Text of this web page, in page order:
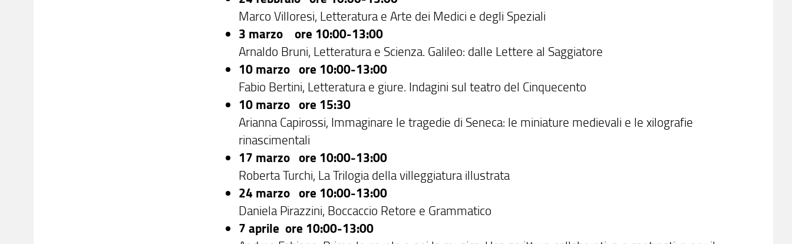
Marco Villoresi, Letteratura e Arte dei Medici e degli Speziali
3 marzo ore 10:00-13:00
Arnaldo Bruni, Letteratura e Scienza. Galileo: dalle Lettere al Saggiatore
10 marzo ore 10:00-13:00
Fabio Bertini, Letteratura e giure. Indagini sul teatro del Cinquecento
10 marzo ore 15:30
Arianna Capirossi, Immaginare le tragedie di Seneca: le miniature medievali e le xilografie
rinascimentali
17 marzo ore 10:00-13:00
Roberta Turchi, La Trilogia della villeggiatura illustrata
24 marzo ore 10:00-13:00
Daniela Pirazzini, Boccaccio Retore e Grammatico
7 aprile ore 10:00-13:00